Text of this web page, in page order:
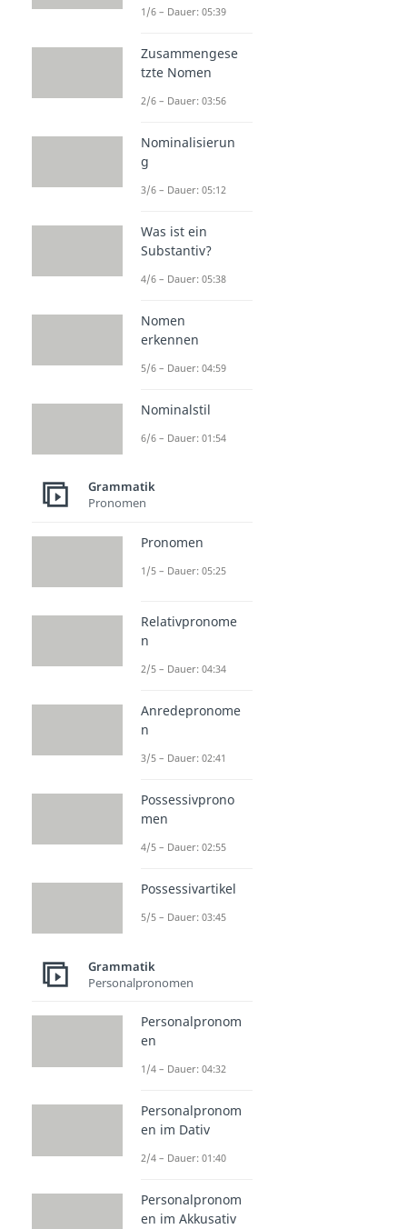
1/6 – Dauer: 05:39
Zusammengese
tzte Nomen
2/6 – Dauer: 03:56
Nominalisierun
g
3/6 – Dauer: 05:12
Was ist ein
Substantiv?
4/6 – Dauer: 05:38
Nomen
erkennen
5/6 – Dauer: 04:59
Nominalstil
6/6 – Dauer: 01:54
Grammatik
Pronomen
Pronomen
1/5 – Dauer: 05:25
Relativpronome
n
2/5 – Dauer: 04:34
Anredepronome
n
3/5 – Dauer: 02:41
Possessivprono
men
4/5 – Dauer: 02:55
Possessivartikel
5/5 – Dauer: 03:45
Grammatik
Personalpronomen
Personalpronom
en
1/4 – Dauer: 04:32
Personalpronom
en im Dativ
2/4 – Dauer: 01:40
Personalpronom
en im Akkusativ